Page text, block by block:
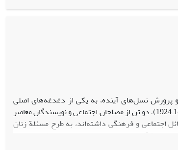
و پرورش نسل‌های آینده، به یکی از دغدغه‌های اصلی
اندیشمندان و روشن‌فکران مبدل شده است. جلال آل احمد (1302ـ1348) و مصطفی لطفی منفلوطی (1876ـ1924)، دو تن از مصلحان اجتماعی و نویسندگان معاصر
اجتماعی و فرهنگی داشته‌اند، به طرح مسئلة زنان
آثار این دو نویسنده پرداخته، حاکی از وجود
اجتماعی، حجاب، ازدواج و علم‌آموزی قابل